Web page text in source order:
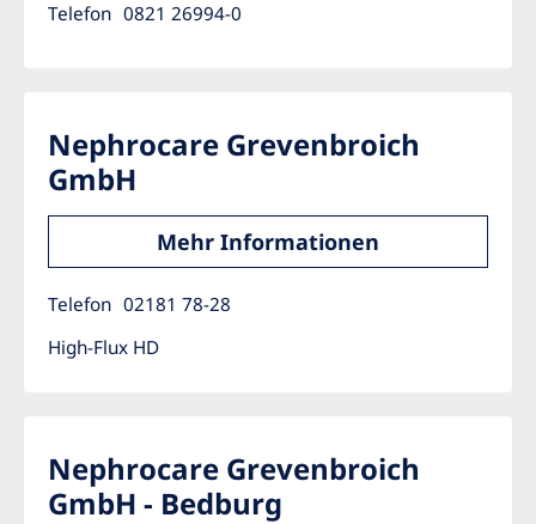
Telefon 0821 26994-0
Nephrocare Grevenbroich
GmbH
Mehr Informationen
Telefon 02181 78-28
High-Flux HD
Nephrocare Grevenbroich
GmbH - Bedburg